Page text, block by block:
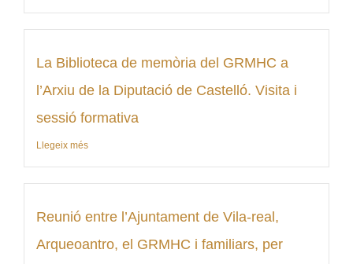
La Biblioteca de memòria del GRMHC a
l’Arxiu de la Diputació de Castelló. Visita i
sessió formativa
Llegeix més
Reunió entre l’Ajuntament de Vila-real,
Arqueoantro, el GRMHC i familiars, per